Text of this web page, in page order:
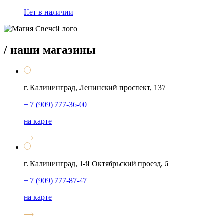
Нет в наличии
/ наши магазины
г. Калининград, Ленинский проспект, 137
+ 7 (909) 777-36-00
на карте
г. Калининград, 1-й Октябрьский проезд, 6
+ 7 (909) 777-87-47
на карте